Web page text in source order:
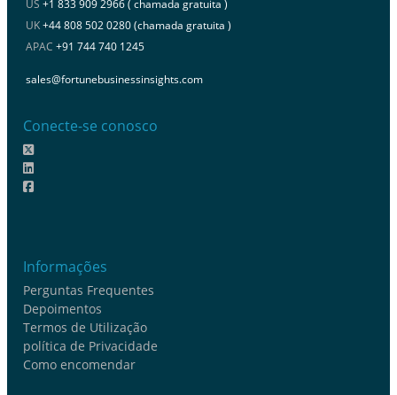
US +1 833 909 2966 ( chamada gratuita )
UK+44 808 502 0280 (chamada gratuita )
APAC +91 744 740 1245
sales@fortunebusinessinsights.com
Conecte-se conosco
Informações
Perguntas Frequentes
Depoimentos
Termos de Utilização
política de Privacidade
Como encomendar